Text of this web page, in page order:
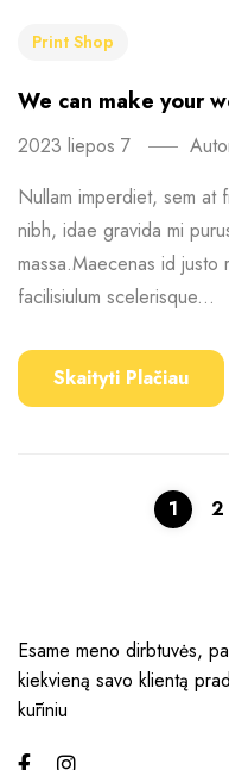
Print Shop
We can make your
2023 liepos 7
Nullam imperdiet, sem at
nibh, idae gravida mi
massa.Maecenas id justo
facilisiulum scelerisque...
Skaityti Plačiau
1 2
Esame meno dirbtuvės,
kiekvieną savo klientą
kūriniu